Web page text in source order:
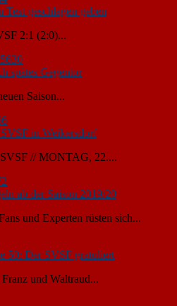
Test geschlagen geben
2:1 (2:0)...
spätes Gegentor
Saison...
in Weikersdorf
// MONTAG, 22....
ab der Saison 2019/20
und Experten rüsten sich...
50: Der SVSF gratuliert
und Waltraud...